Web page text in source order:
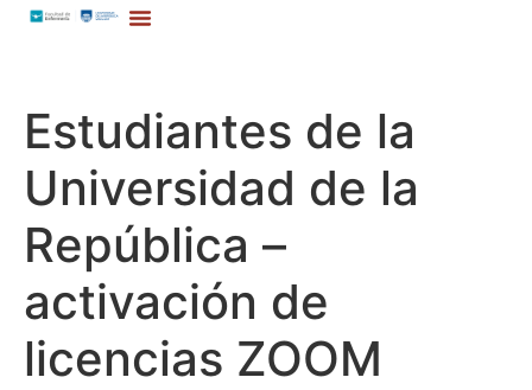
Estudiantes de la
Universidad de la
República –
activación de
licencias ZOOM